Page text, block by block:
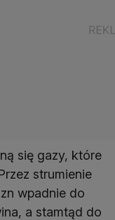
się gazy, które
strumienie
wpadnie do
a stamtąd do